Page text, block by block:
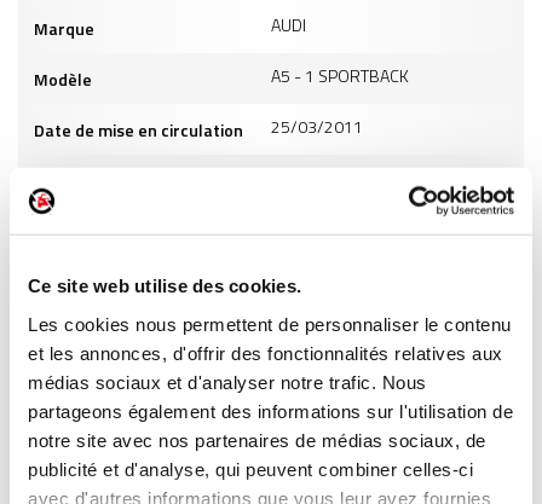
Ce site web utilise des cookies.
Les cookies nous permettent de personnaliser le contenu
et les annonces, d'offrir des fonctionnalités relatives aux
médias sociaux et d'analyser notre trafic. Nous
partageons également des informations sur l'utilisation de
notre site avec nos partenaires de médias sociaux, de
publicité et d'analyse, qui peuvent combiner celles-ci
avec d'autres informations que vous leur avez fournies
produits
Marque AUDI
Modèle A5 - 1 SPORTBACK
Date de mise en circulation 25/03/2011
Puissance
Carburant ES
INFORMATIONS PRODUITS